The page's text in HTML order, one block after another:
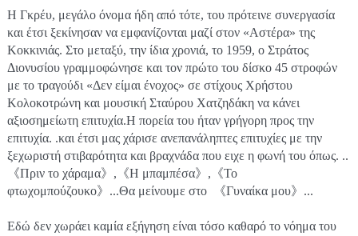
Η Γκρέυ, μεγάλο όνομα ήδη από τότε, του πρότεινε συνεργασία
και έτσι ξεκίνησαν να εμφανίζονται μαζί στον «Αστέρα» της
Κοκκινιάς. Στο μεταξύ, την ίδια χρονιά, το 1959, ο Στράτος
Διονυσίου γραμμοφώνησε και τον πρώτο του δίσκο 45 στροφών
με το τραγούδι «Δεν είμαι ένοχος» σε στίχους Χρήστου
Κολοκοτρώνη και μουσική Σταύρου Χατζηδάκη να κάνει
αξιοσημείωτη επιτυχία.Η πορεία του ήταν γρήγορη προς την
επιτυχία. .και έτσι μας χάρισε ανεπανάληπτες επιτυχίες με την
ξεχωριστή στιβαρότητα και βραχνάδα που ειχε η φωνή του όπως. ..
《Πριν το χάραμα》,《Η μπαμπέσα》,《Το
φτωχομπούζουκο》...Θα μείνουμε στο  《Γυναίκα μου》...
Εδώ δεν χωράει καμία εξήγηση είναι τόσο καθαρό το νόημα του